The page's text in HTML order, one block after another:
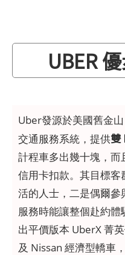
UBER
Uber發源於美國舊金
交通服務系統，提供雙
計程車多出幾十塊，而
信用卡扣款。其目標客
活的人士，二是偶爾
服務時能讓整個赴約
出平價版本 UberX 菁
及 Nissan 經濟型轎車